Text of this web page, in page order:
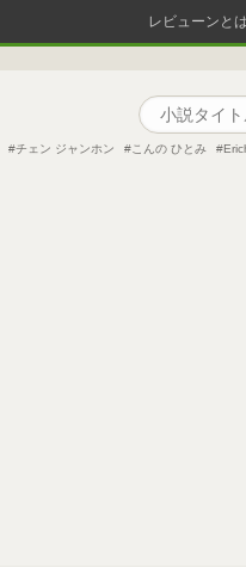
レビューンと
チェン ジャンホン こんの ひとみ